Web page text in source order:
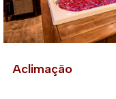
Aclimação